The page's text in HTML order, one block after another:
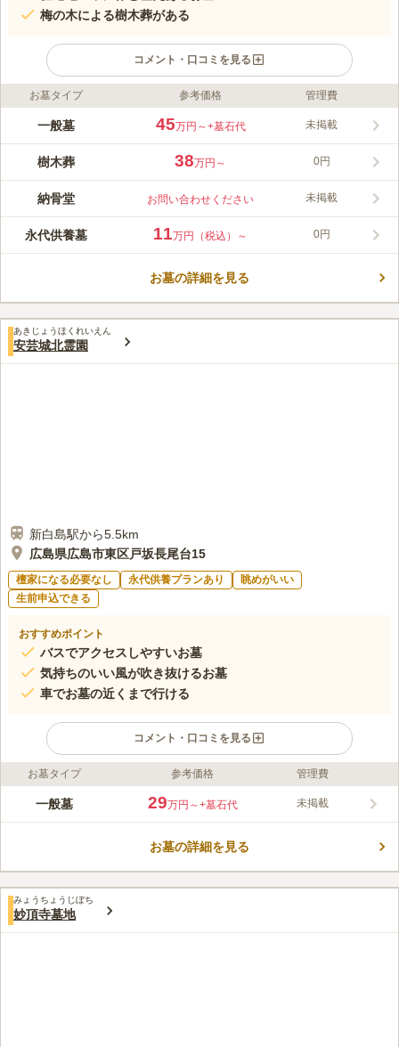
梅の木による樹木葬がある
コメント・口コミを見る
ライフドット編集部のコメント
江戸時代から続く歴史あるお墓で、住宅街に中に佇む静かで落ち
もあり、自然に還りたい方やお墓を建てる予定がない方におすす
めの供養方法です。墓地内はバリアフリーになっており、どなた
ひとつです。
この霊園はまだ誰からも評価されていません。
お墓タイプ 参考価格 管理費
一般墓 45万円～+墓石代 未掲載
樹木葬 38万円～ 0円
納骨堂 お問い合わせください 未掲載
永代供養墓 11万円（税込）～ 0円
お墓の詳細を見る
あきじょうほくれいえん
安芸城北霊園
新白島駅から5.5km
広島県広島市東区戸坂長尾台15
檀家になる必要なし 永代供養プランあり
眺めがいい
生前申込できる
おすすめポイント
バスでアクセスしやすいお墓
気持ちのいい風が吹き抜けるお墓
車でお墓の近くまで行ける
コメント・口コミを見る
ライフドット編集部のコメント
見晴らしのいい、気持ちいい風が吹き抜ける、開放感あふれる大
には道路が一周しており、車でお墓の近くまで移動することがで
口コミ評価
みんなの評価
お墓タイプ 参考価格 管理費
一般墓 29万円～+墓石代 未掲載
お墓の詳細を見る
みょうちょうじぼち
妙頂寺墓地